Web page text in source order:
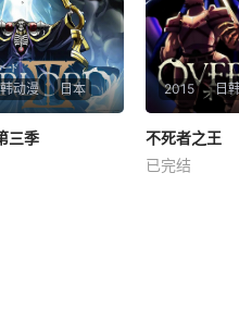
动漫 日本
第三季
三季
2015 日
不死者之王
日野聪
不死者之王
已完结